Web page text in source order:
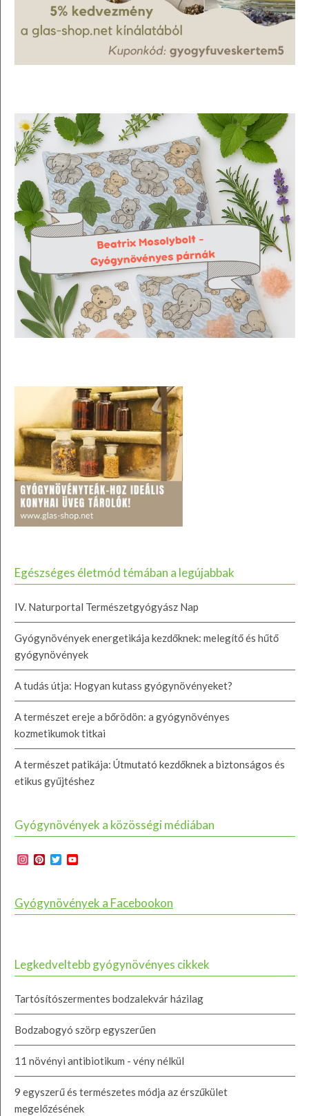
Egészséges életmód témában a legújabbak
IV. Naturportal Természetgyógyász Nap
Gyógynövények energetikája kezdőknek: melegítő és hűtő
gyógynövények
A tudás útja: Hogyan kutass gyógynövényeket?
A természet ereje a bőrödön: a gyógynövényes
kozmetikumok titkai
A természet patikája: Útmutató kezdőknek a biztonságos és
etikus gyűjtéshez
Gyógynövények a közösségi médiában
Instagram
Pinterest
Twitter
Gyógynövények a Facebookon
Legkedveltebb gyógynövényes cikkek
Tartósítószermentes bodzalekvár házilag
Bodzabogyó szörp egyszerűen
11 növényi antibiotikum - vény nélkül
9 egyszerű és természetes módja az érszűkület
megelőzésének